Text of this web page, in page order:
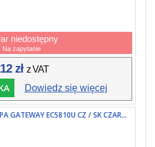
niedostępny
Na zapytanie
złz VAT
Dowiedz się więcej
GATEWAY EC5810U CZ / SK CZAR...